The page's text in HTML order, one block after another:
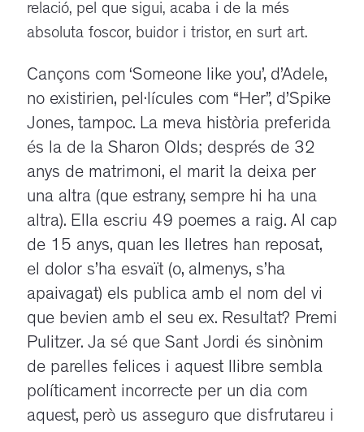
relació, pel que sigui, acaba i de la més
absoluta foscor, buidor i tristor, en surt art.
Cançons com ‘Someone like you’, d’Adele,
no existirien, pel·lícules com “Her”, d’Spike
Jones, tampoc. La meva història preferida
és la de la Sharon Olds; després de 32
anys de matrimoni, el marit la deixa per
una altra (que estrany, sempre hi ha una
altra). Ella escriu 49 poemes a raig. Al cap
de 15 anys, quan les lletres han reposat,
el dolor s’ha esvaït (o, almenys, s’ha
apaivagat) els publica amb el nom del vi
que bevien amb el seu ex. Resultat? Premi
Pulitzer. Ja sé que Sant Jordi és sinònim
de parelles felices i aquest llibre sembla
políticament incorrecte per un dia com
aquest, però us asseguro que disfrutareu i